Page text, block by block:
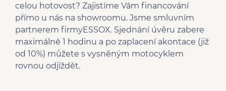
celou hotovost? Zajistíme Vám financování
přímo u nás na showroomu. Jsme smluvním
partnerem firmyESSOX. Sjednání úvěru zabere
maximálně 1 hodinu a po zaplacení akontace (již
od 10%) můžete s vysněným motocyklem
rovnou odjíždět.